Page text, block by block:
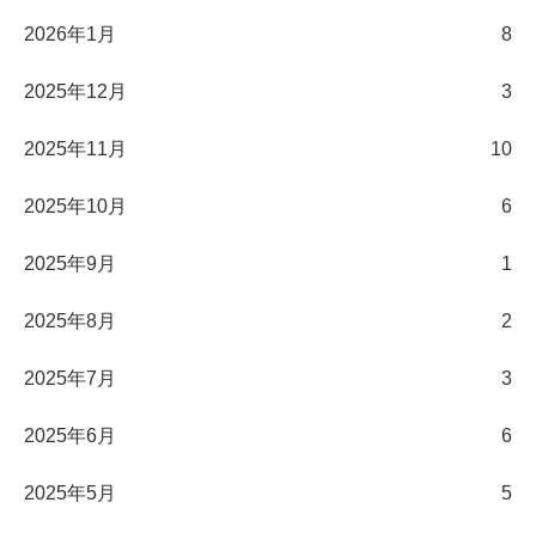
2026年1月 8
2025年12月 3
2025年11月 10
2025年10月 6
2025年9月 1
2025年8月 2
2025年7月 3
2025年6月 6
2025年5月 5